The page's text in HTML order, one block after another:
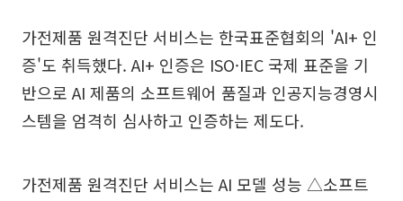
가전제품 원격진단 서비스는 한국표준협회의 'AI+ 인
증'도 취득했다. AI+ 인증은 ISO·IEC 국제 표준을 기
반으로 AI 제품의 소프트웨어 품질과 인공지능경영시
스템을 엄격히 심사하고 인증하는 제도다.
가전제품 원격진단 서비스는 AI 모델 성능 △소프트